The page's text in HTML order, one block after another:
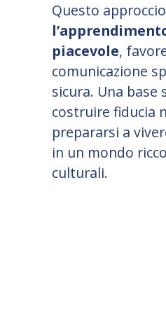
Questo
l’
piacevole,
comunicazione
sicura. Una base
costruire fiducia
prepararsi a
in un mondo
culturali.